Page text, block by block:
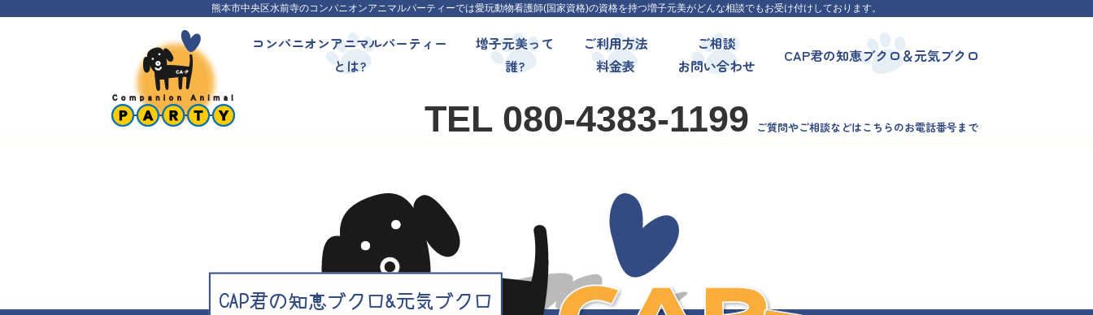
熊本市中央区水前寺のコンパニオンアニマルパーティーでは愛玩動物看護師(国家資格)の資格を持つ増子元美がどんな相談でもお受け付けしております。
コンパニオンアニマルパーティー
とは?
増子元美って
誰?
ご利用方法
料金表
ご相談
お問い合わせ
CAP君の知恵ブクロ＆元気ブクロ
TEL 080-4383-1199 ご質問やご相談などはこちらのお電話番号まで
CAP君の知恵ブクロ&元気ブクロ